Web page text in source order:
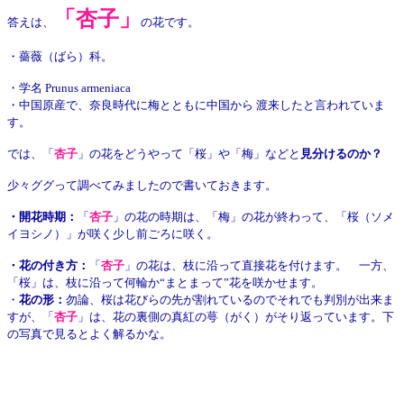
答えは、 「杏子」 の花です。
・薔薇（ばら）科。
・学名 Prunus armeniaca
・中国原産で、奈良時代に梅とともに中国から 渡来したと言われていま
す。
では、「 杏子 」の花をどうやって「桜」や「梅」などと 見分けるのか？
少々ググって調べてみましたので書いておきます。
・開花時期： 「 杏子 」の花の時期は、「梅」の花が終わって、「桜（ソメ
イヨシノ）」が咲く少し前ごろに咲く。
・花の付き方： 「 杏子 」の花は、枝に沿って直接花を付けます。 一方、
「桜」は、枝に沿って何輪か“まとまって”花を咲かせます。
・ 花の形： 勿論、桜は花びらの先が割れているのでそれでも判別が出来ま
すが、「 杏子 」は、花の裏側の真紅の萼（がく）がそり返っています。下
の写真で見るとよく解るかな。